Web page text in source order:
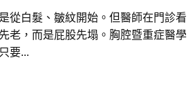
從白髮、皺紋開始。但醫師在門診看
老，而是屁股先塌。胸腔暨重症醫學
要...